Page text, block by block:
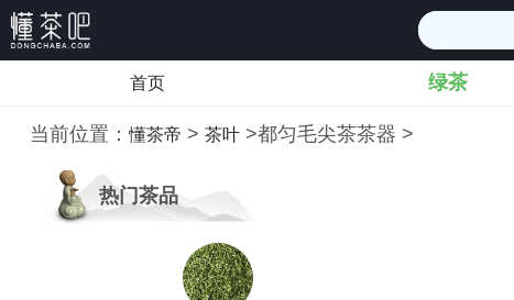
首页 绿茶
当前位置：懂茶帝 > 茶叶>都匀毛尖茶茶器 >
热门茶品